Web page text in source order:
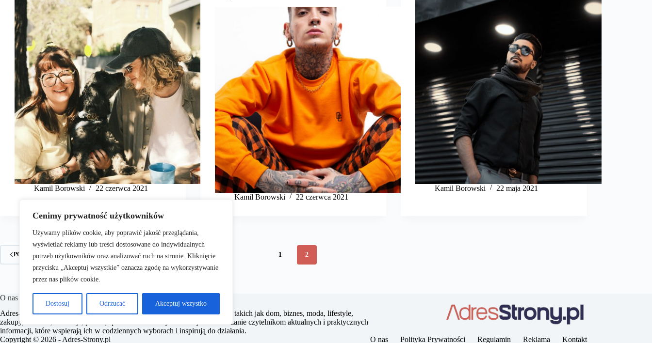
Cenimy prywatność użytkowników
Używamy plików cookie, aby poprawić jakość przeglądania,
wyświetlać reklamy lub treści dostosowane do indywidualnych
potrzeb użytkowników oraz analizować ruch na stronie. Kliknięcie
przycisku „Akceptuj wszystkie” oznacza zgodę na wykorzystywanie
przez nas plików cookie.
Dostosuj Odrzucać Akceptuj wszystko
Kamil Borowski 22 czerwca 2021
Kamil Borowski 22 czerwca 2021
Kamil Borowski 22 maja 2021
POPRZEDNIE 1 2
O nas
​Adres-Strony.pl to portal internetowy oferujący różnorodne treści z dziedzin takich jak dom, biznes, moda, lifestyle,
zakupy, zdrowie, edukacja, prawo, sport i świat. Naszym celem jest dostarczanie czytelnikom aktualnych i praktycznych
informacji, które wspierają ich w codziennych wyborach i inspirują do działania.
Copyright © 2026 - Adres-Strony.pl
O nas Polityka Prywatności Regulamin Reklama Kontakt